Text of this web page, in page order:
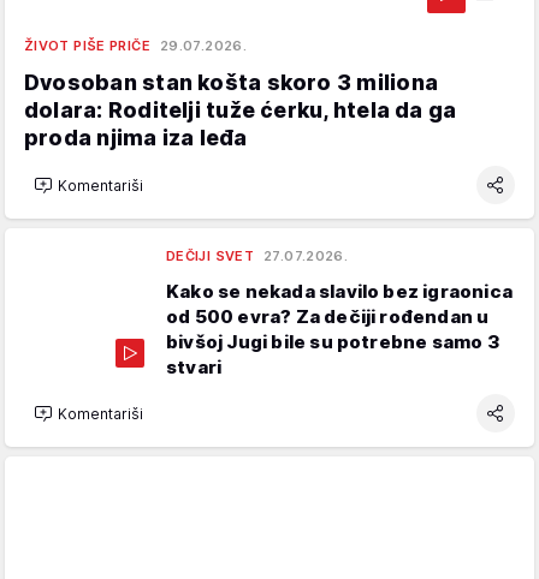
ŽIVOT PIŠE PRIČE 29.07.2026.
Dvosoban stan košta skoro 3 miliona
dolara: Roditelji tuže ćerku, htela da ga
proda njima iza leđa
Komentariši
DEČIJI SVET 27.07.2026.
Kako se nekada slavilo bez igraonica
od 500 evra? Za dečiji rođendan u
bivšoj Jugi bile su potrebne samo 3
stvari
Komentariši